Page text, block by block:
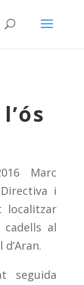
Marc
i
localitzar
al
seguida